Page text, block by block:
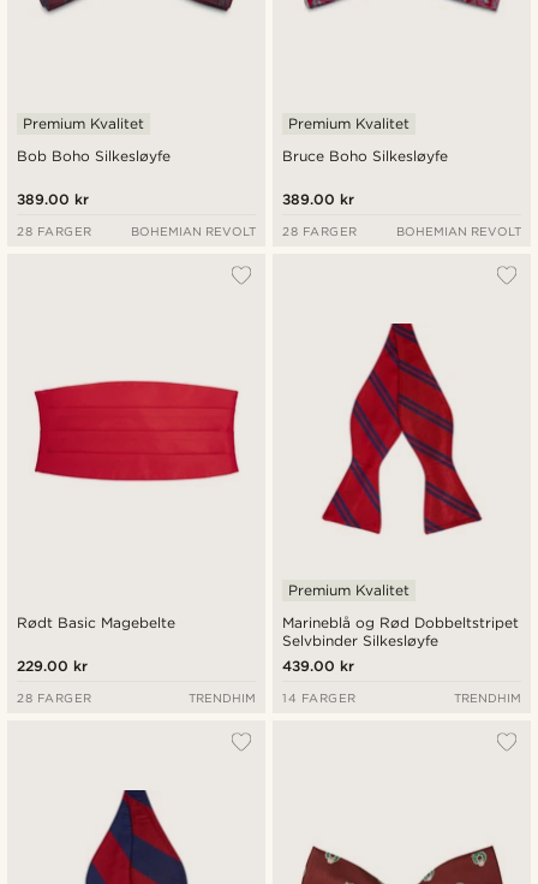
Bob Boho Silkesløyfe
Premium Kvalitet
389.00 kr
28 FARGER BOHEMIAN REVOLT
Bruce Boho Silkesløyfe
Premium Kvalitet
389.00 kr
28 FARGER BOHEMIAN REVOLT
Rødt Basic Magebelte
229.00 kr
28 FARGER TRENDHIM
Marineblå og Rød Dobbeltstripet
Selvbinder Silkesløyfe
Premium Kvalitet
439.00 kr
14 FARGER TRENDHIM